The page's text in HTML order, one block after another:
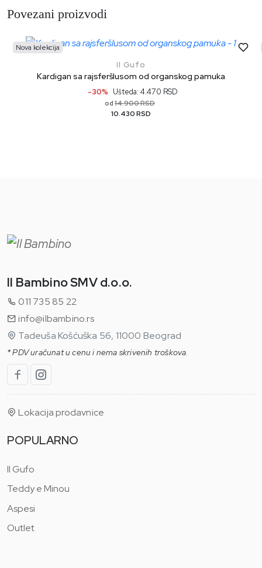
Povezani proizvodi
Nova kolekcija
Il Gufo
Kardigan sa rajsferšlusom od organskog pamuka
-30% Ušteda: 4.470 RSD
od 14.900 RSD
10.430 RSD
Il Bambino SMV d.o.o.
011 735 85 22
info@ilbambino.rs
Tadeuša Košćuška 56, 11000 Beograd
* PDV uračunat u cenu i nema skrivenih troškova.
Lokacija prodavnice
POPULARNO
Il Gufo
Teddy e Minou
Aspesi
Outlet